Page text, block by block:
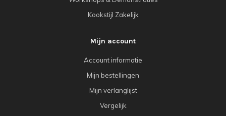
Kookstijl Zakelijk
Mijn account
Account informatie
Mijn bestellingen
Mijn verlanglijst
Vergelijk